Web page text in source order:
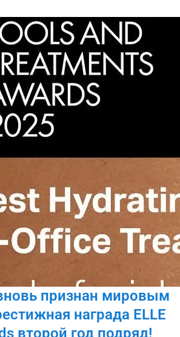
признан мировым
награда ELLE
второй год подряд!